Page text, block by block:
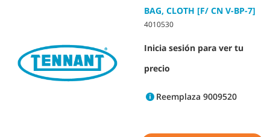
BAG, CLOTH [F/ CN V-BP-7]
4010530
Inicia sesión para ver tu
precio
Reemplaza 9009520